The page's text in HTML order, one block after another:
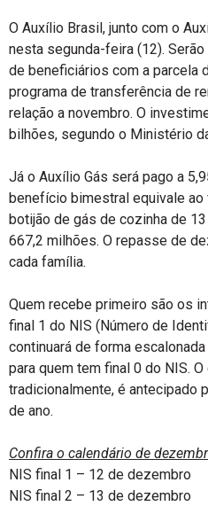
O Auxílio Brasil, junto com o
nesta segunda-feira (12).
de beneficiários com a parcela
programa de transferência de
relação a novembro. O
bilhões, segundo o Ministério
Já o Auxílio Gás será pago a
benefício bimestral equivale ao
botijão de gás de cozinha de
667,2 milhões. O repasse de
cada família.
Quem recebe primeiro são os
final 1 do NIS (Número de
continuará de forma
para quem tem final 0 do NIS.
tradicionalmente, é antecipado
de ano.
Confira o calendário de
NIS final 1 – 12 de dezembro
NIS final 2 – 13 de dezembro